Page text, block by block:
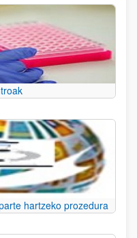
hartzeko prozedura